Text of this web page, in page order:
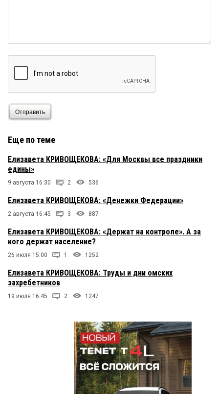
Отправить
Еще по теме
Елизавета КРИВОЩЕКОВА: «Для Москвы все праздники
едины»
9 августа 16:30 2 536
Елизавета КРИВОЩЕКОВА: «Денежки Федерации»
2 августа 16:45 3 887
Елизавета КРИВОЩЕКОВА: «Держат на контроле». А за
кого держат население?
26 июля 15:00 1 1252
Елизавета КРИВОЩЕКОВА: Труды и дни омских
захребетников
19 июля 16:45 2 1247